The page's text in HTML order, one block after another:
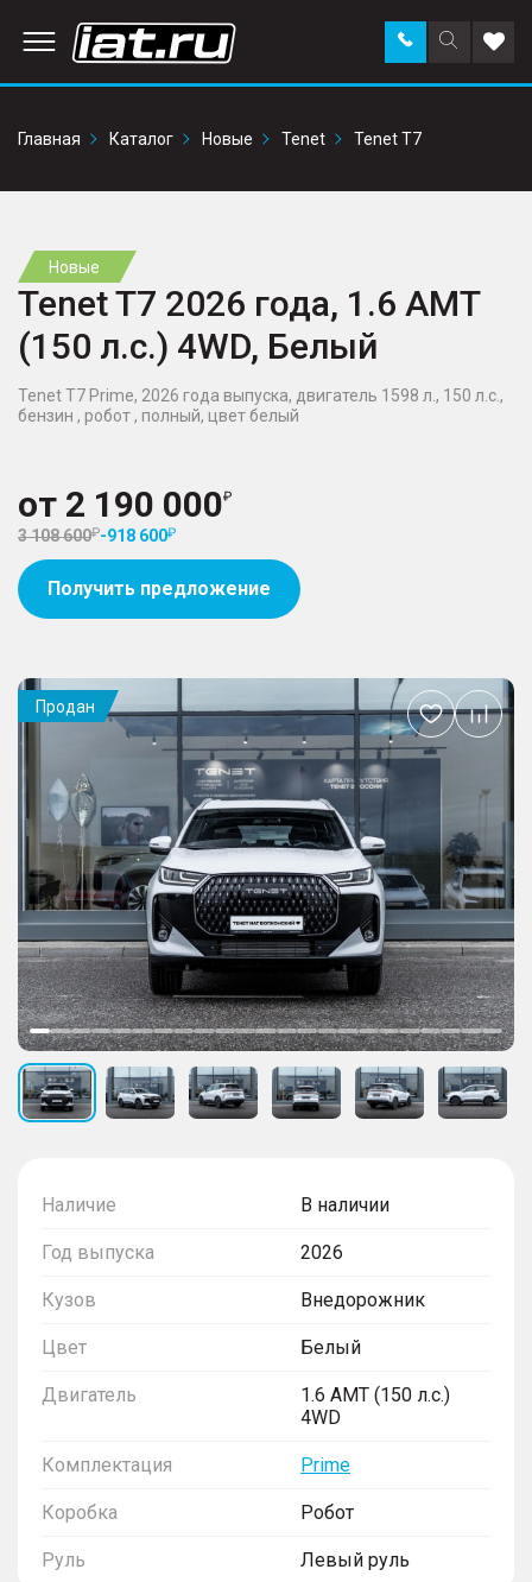
Поиск
по
Заказать
звонок в
Главная
Каталог Новые Tenet Tenet T7
Новые
Tenet T7 2026 года, 1.6 AMT
(150 л.с.) 4WD, Белый
Tenet T7 Prime, 2026 года выпуска, двигатель 1598 л., 150 л.с.,
бензин , робот , полный, цвет белый
от 2 190 000
3 108 600 -918 600
Получить предложение
Наличие В наличии
Год выпуска 2026
Кузов Внедорожник
Цвет Белый
Двигатель
1.6 AMT (150 л.с.)
4WD
Комплектация Prime
Коробка Робот
Руль Левый руль
Продан
Добавить
в
избранное